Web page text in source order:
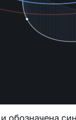
обозначена